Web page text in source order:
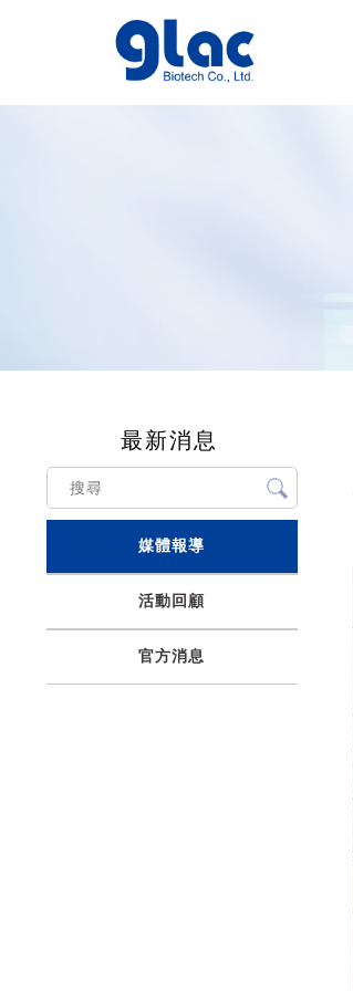
最新消息
媒體報導
活動回顧
官方消息